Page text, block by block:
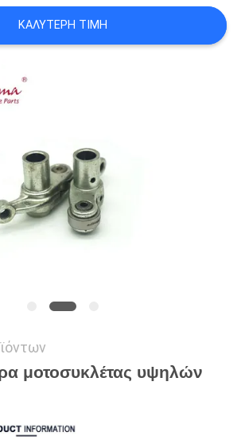
ΚΑΛΎΤΕΡΗ ΤΙΜΉ
μοτοσυκλέτας υψηλών